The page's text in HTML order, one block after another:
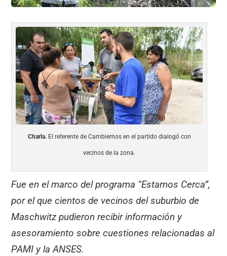
Charla.El referente de Cambiemos en el partido dialogó con
vecinos de la zona.
Fue en el marco del programa “Estamos Cerca”,
por el que cientos de vecinos del suburbio de
Maschwitz pudieron recibir información y
asesoramiento sobre cuestiones relacionadas al
PAMI y la ANSES.